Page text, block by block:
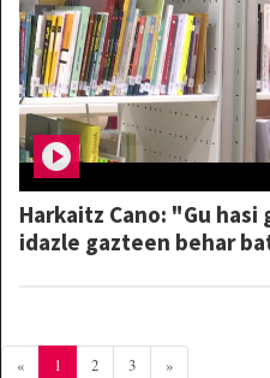
Harkaitz Cano: "Gu
idazle gazteen behar
« 1 2 3 »